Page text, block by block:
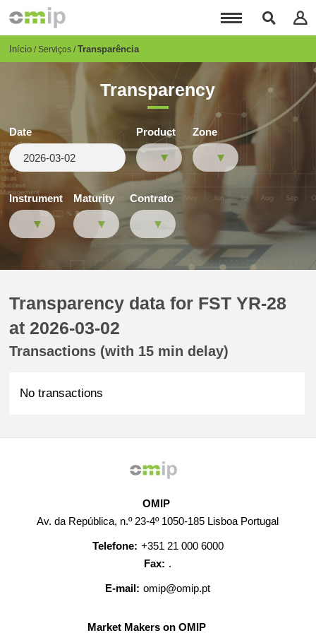
para
conteúdo
Breadcrumb
Início Serviços Transparência
Transparency
Date Product Zone
Instrument Maturity Contrato
Transparency data for FST YR-28
at 2026-03-02
Transactions (with 15 min delay)
No transactions
OMIP
Av. da República, n.º 23-4º 1050-185 Lisboa Portugal
Telefone: +351 21 000 6000
Fax: .
E-mail: omip@omip.pt
Market Makers on OMIP